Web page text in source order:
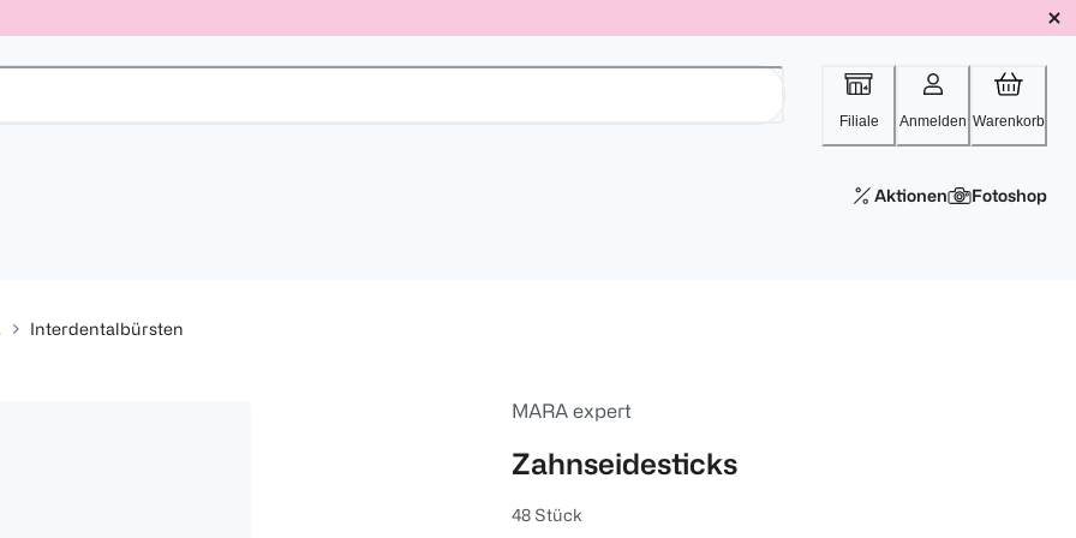
Filiale Anmelden Warenkorb
Aktionen Fotoshop
Interdentalbürsten
MARA expert
Zahnseidesticks
48 Stück